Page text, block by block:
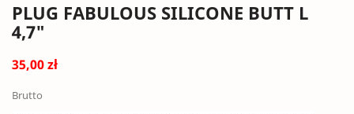
PLUG FABULOUS SILICONE BUTT L
4,7"
35,00 zł
Brutto